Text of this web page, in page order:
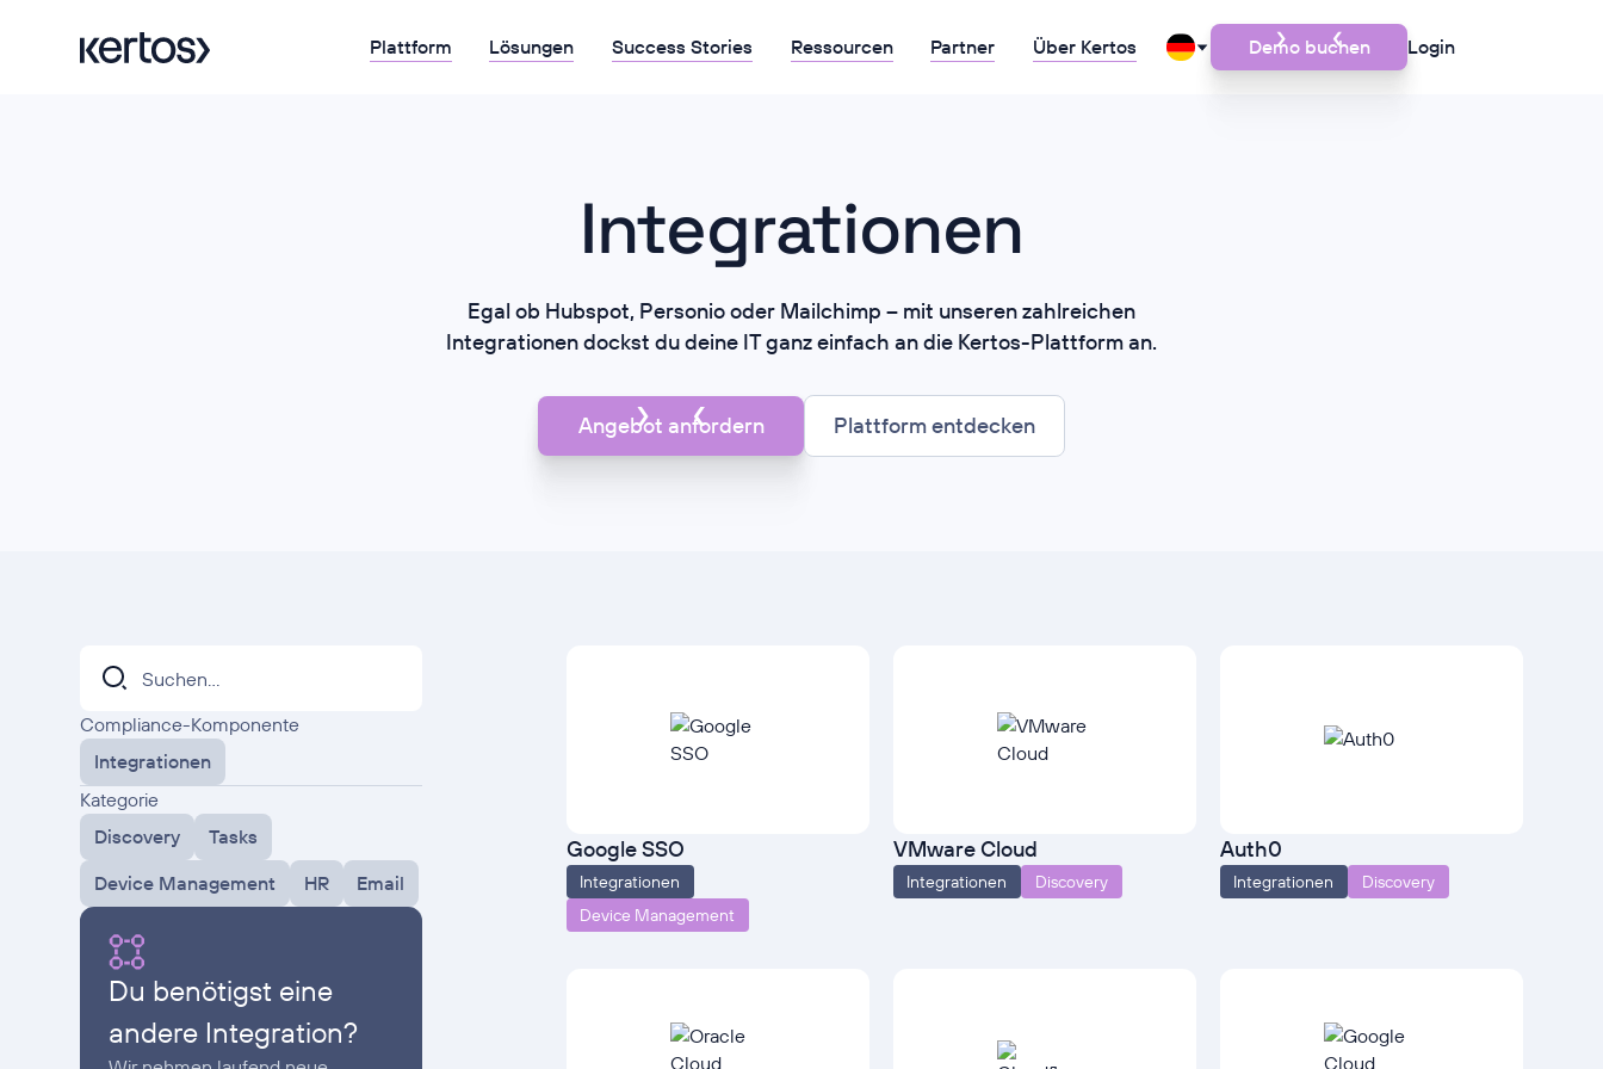
Plattform Lösungen Success Stories Ressourcen Partner Über Kertos Demo buchen Login
Integrationen
Egal ob Hubspot, Personio oder Mailchimp – mit unseren zahlreichen
Integrationen dockst du deine IT ganz einfach an die Kertos-Plattform an.
Angebot anfordern Plattform entdecken
Compliance-Komponente
Integrationen
Kategorie
Discovery
Tasks
Device Management
HR Email
Du benötigst eine
andere Integration?
Google SSO
Integrationen
Device Management
VMware Cloud
Integrationen Discovery
Auth0
Integrationen Discovery